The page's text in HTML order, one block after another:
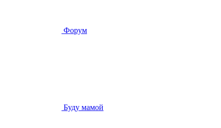
Форум
Буду мамой